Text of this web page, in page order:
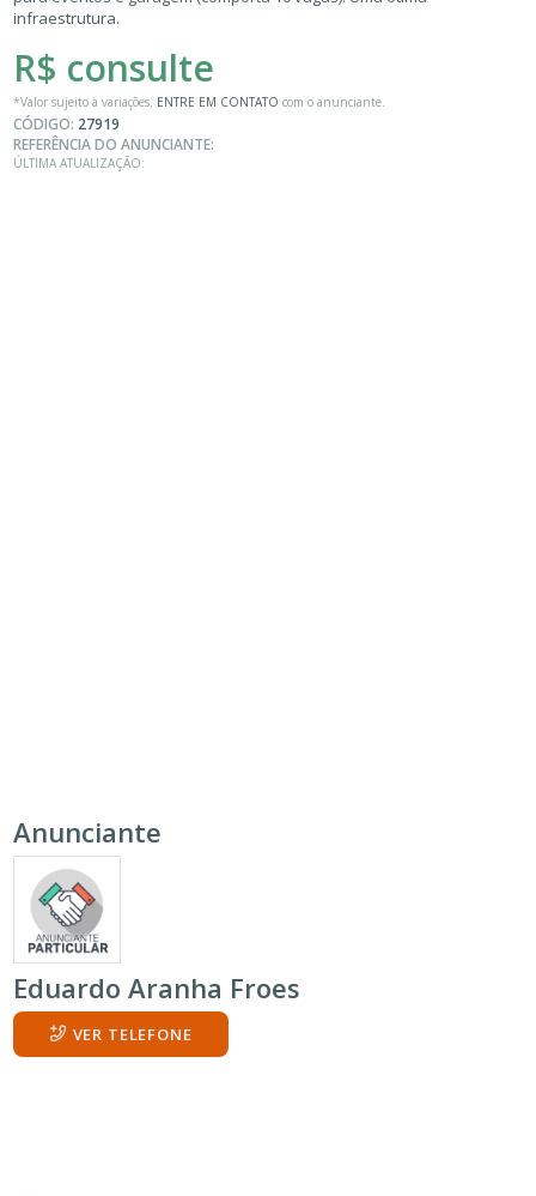
infraestrutura.
R$ consulte
*Valor sujeito à variações. ENTRE EM CONTATO com o anunciante.
CÓDIGO: 27919
REFERÊNCIA DO ANUNCIANTE:
ÚLTIMA ATUALIZAÇÃO:
Anunciante
Eduardo Aranha Froes
VER TELEFONE